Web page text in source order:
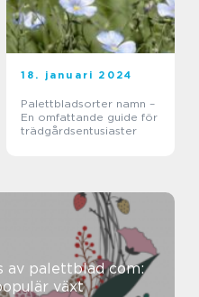
18. januari 2024
Palettbladsorter namn –
En omfattande guide för
trädgårdsentusiaster
av palettblad com:
växt